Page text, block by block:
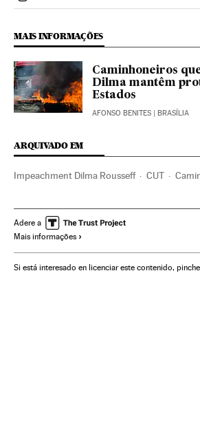
MAIS INFORMAÇÕES
Caminhoneiros
Dilma mantêm
Estados
AFONSO BENITES | BRASÍLIA
ARQUIVADO EM
Impeachment Dilma Rousseff CUT
Dilma Rousseff Caso Petrobras
Financiamento ilegal
Destituições políticas Subornos
Adere a
Mais informações
Si está interesado en licenciar este contenido, pinche